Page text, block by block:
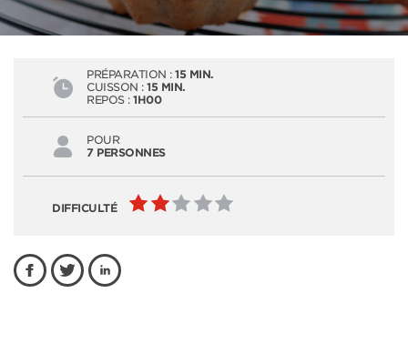
PRÉPARATION : 15 MIN.
CUISSON : 15 MIN.
REPOS : 1H00
POUR
7 PERSONNES
DIFFICULTÉ